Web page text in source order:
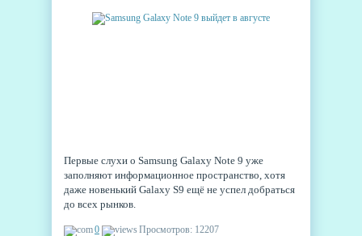
Первые слухи о Samsung Galaxy Note 9 уже
заполняют информационное пространство, хотя
даже новенький Galaxy S9 ещё не успел добраться
до всех рынков.
0 Просмотров: 12207